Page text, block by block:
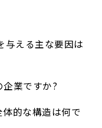
与える主な要因は
企業ですか?
的な構造は何で